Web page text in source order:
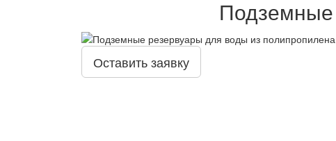
Подземные
Оставить заявку